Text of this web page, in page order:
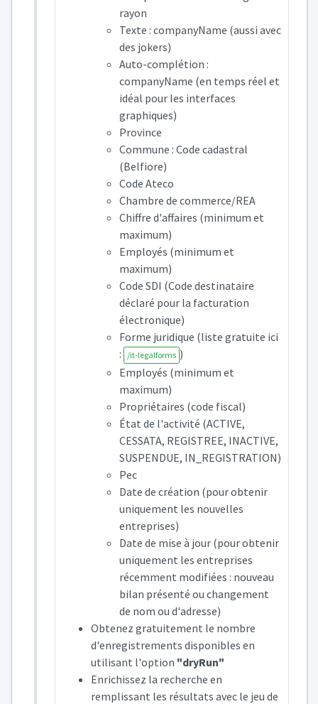
rayon
Texte : companyName (aussi avec
des jokers)
Auto-complétion :
companyName (en temps réel et
idéal pour les interfaces
graphiques)
Province
Commune : Code cadastral
(Belfiore)
Code Ateco
Chambre de commerce/REA
Chiffre d'affaires (minimum et
maximum)
Employés (minimum et
maximum)
Code SDI (Code destinataire
déclaré pour la facturation
électronique)
Forme juridique (liste gratuite ici
:
/it-legalforms )
Employés (minimum et
maximum)
Propriétaires (code fiscal)
État de l'activité (ACTIVE,
CESSATA, REGISTREE, INACTIVE,
SUSPENDUE, IN_REGISTRATION)
Pec
Date de création (pour obtenir
uniquement les nouvelles
entreprises)
Date de mise à jour (pour obtenir
uniquement les entreprises
récemment modifiées : nouveau
bilan présenté ou changement
de nom ou d'adresse)
Obtenez gratuitement le nombre
d'enregistrements disponibles en
utilisant l'option "dryRun"
Enrichissez la recherche en
remplissant les résultats avec le jeu de